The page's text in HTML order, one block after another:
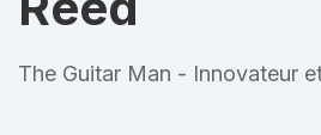
The Guitar Man - Innovateur